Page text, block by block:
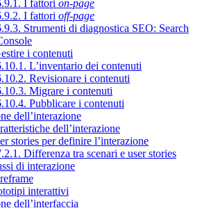
I fattori on-page
I fattori off-page
Strumenti di diagnostica SEO: Search
i contenuti
L’inventario dei contenuti
Revisionare i contenuti
Migrare i contenuti
Pubblicare i contenuti
dell’interazione
dell’interazione
stories per definire l’interazione
Differenza tra scenari e user stories
di interazione
interattivi
dell’interfaccia